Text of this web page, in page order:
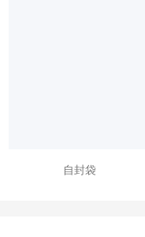
自封袋